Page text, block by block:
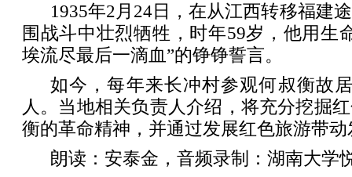
1935年2月24日，在从江西转移福建
围战斗中壮烈牺牲，时年59岁，他用生
埃流尽最后一滴血”的铮铮誓言。
如今，每年来长冲村参观何叔衡故
人。当地相关负责人介绍，将充分挖掘
衡的革命精神，并通过发展红色旅游带
朗读：安泰金，音频录制：湖南大学